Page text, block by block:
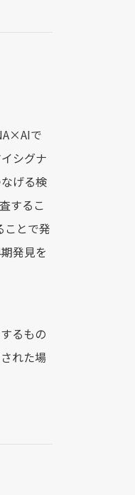
で
シグナ
げる検
するこ
ことで発
発見を
るもの
れた場